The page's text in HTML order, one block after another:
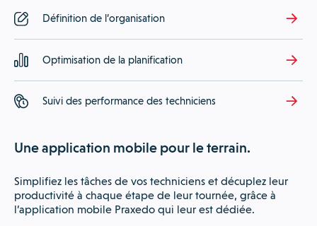
Définition de l’organisation
Optimisation de la planification
Suivi des performance des techniciens
Une application mobile pour le terrain.
Simplifiez les tâches de vos techniciens et décuplez leur
productivité à chaque étape de leur tournée, grâce à
l’application mobile Praxedo qui leur est dédiée.